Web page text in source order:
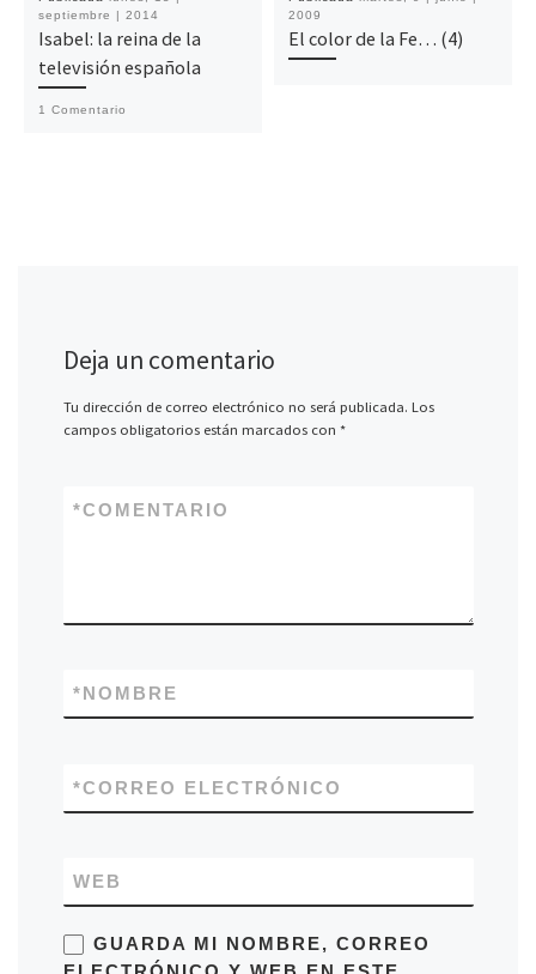
septiembre | 2014
Isabel: la reina de la
televisión española
1 Comentario
2009
El color de la Fe… (4)
Deja un comentario
Tu dirección de correo electrónico no será publicada. Los
campos obligatorios están marcados con *
COMENTARIO
*
NOMBRE
*
CORREO ELECTRÓNICO
*
WEB
GUARDA MI NOMBRE, CORREO